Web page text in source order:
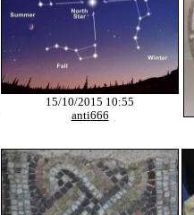
15/10/2015 10:55
anti666